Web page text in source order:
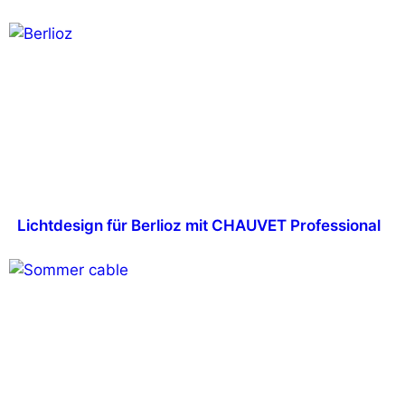
Lichtdesign für Berlioz mit CHAUVET Professional